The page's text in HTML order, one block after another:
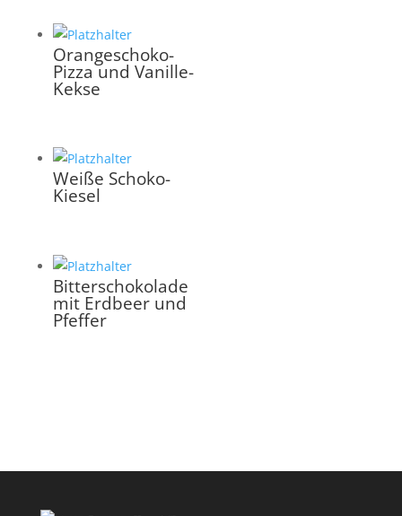
Orangeschoko-
Pizza und Vanille-
Kekse
Weiße Schoko-
Kiesel
Bitterschokolade
mit Erdbeer und
Pfeffer